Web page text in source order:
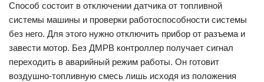
Способ состоит в отключении датчика от топливной
системы машины и проверки работоспособности системы
без него. Для этого нужно отключить прибор от разъема и
завести мотор. Без ДМРВ контроллер получает сигнал
переходить в аварийный режим работы. Он готовит
воздушно-топливную смесь лишь исходя из положения